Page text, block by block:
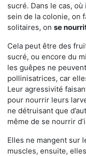
sucré. Dans le cas, où
sein de la colonie, on
solitaires, on se
Cela peut être des
sucré, ou encore du
les guêpes ne
pollinisatrices, car
Leur agressivité
pour nourrir leurs
ne détruisant que
même de se nourrir
Elles ne mangent sur
muscles, ensuite,